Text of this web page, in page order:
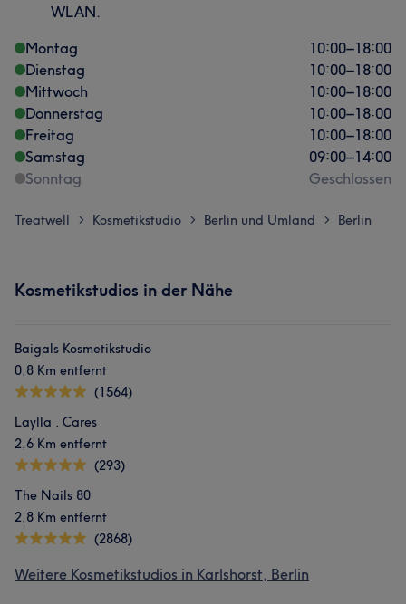
WLAN.
Montag
10:00–18:00
Dienstag
10:00–18:00
Mittwoch
10:00–18:00
Donnerstag
10:00–18:00
Freitag
10:00–18:00
Samstag
09:00–14:00
Sonntag
Geschlossen
Treatwell > Kosmetikstudio > Berlin und Umland > Berlin
Kosmetikstudios in der Nähe
Baigals Kosmetikstudio
0,8 Km entfernt
(1564)
Laylla . Cares
2,6 Km entfernt
(293)
The Nails 80
2,8 Km entfernt
(2868)
Weitere Kosmetikstudios in Karlshorst, Berlin